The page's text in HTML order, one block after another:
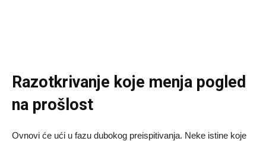
Razotkrivanje koje menja pogled
na prošlost
Ovnovi će ući u fazu dubokog preispitivanja. Neke istine koje